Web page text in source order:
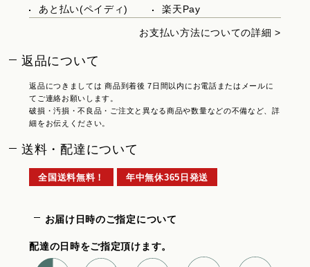
あと払い(ペイディ)
楽天Pay
お支払い方法についての詳細 >
返品について
返品につきましては 商品到着後 7日間以内にお電話またはメールに
てご連絡お願いします。
破損・汚損・不良品・ご注文と異なる商品や数量などの不備など、詳
細をお伝えください。
送料・配達について
全国送料無料！ 年中無休365日発送
お届け日時のご指定について
配達の日時をご指定頂けます。